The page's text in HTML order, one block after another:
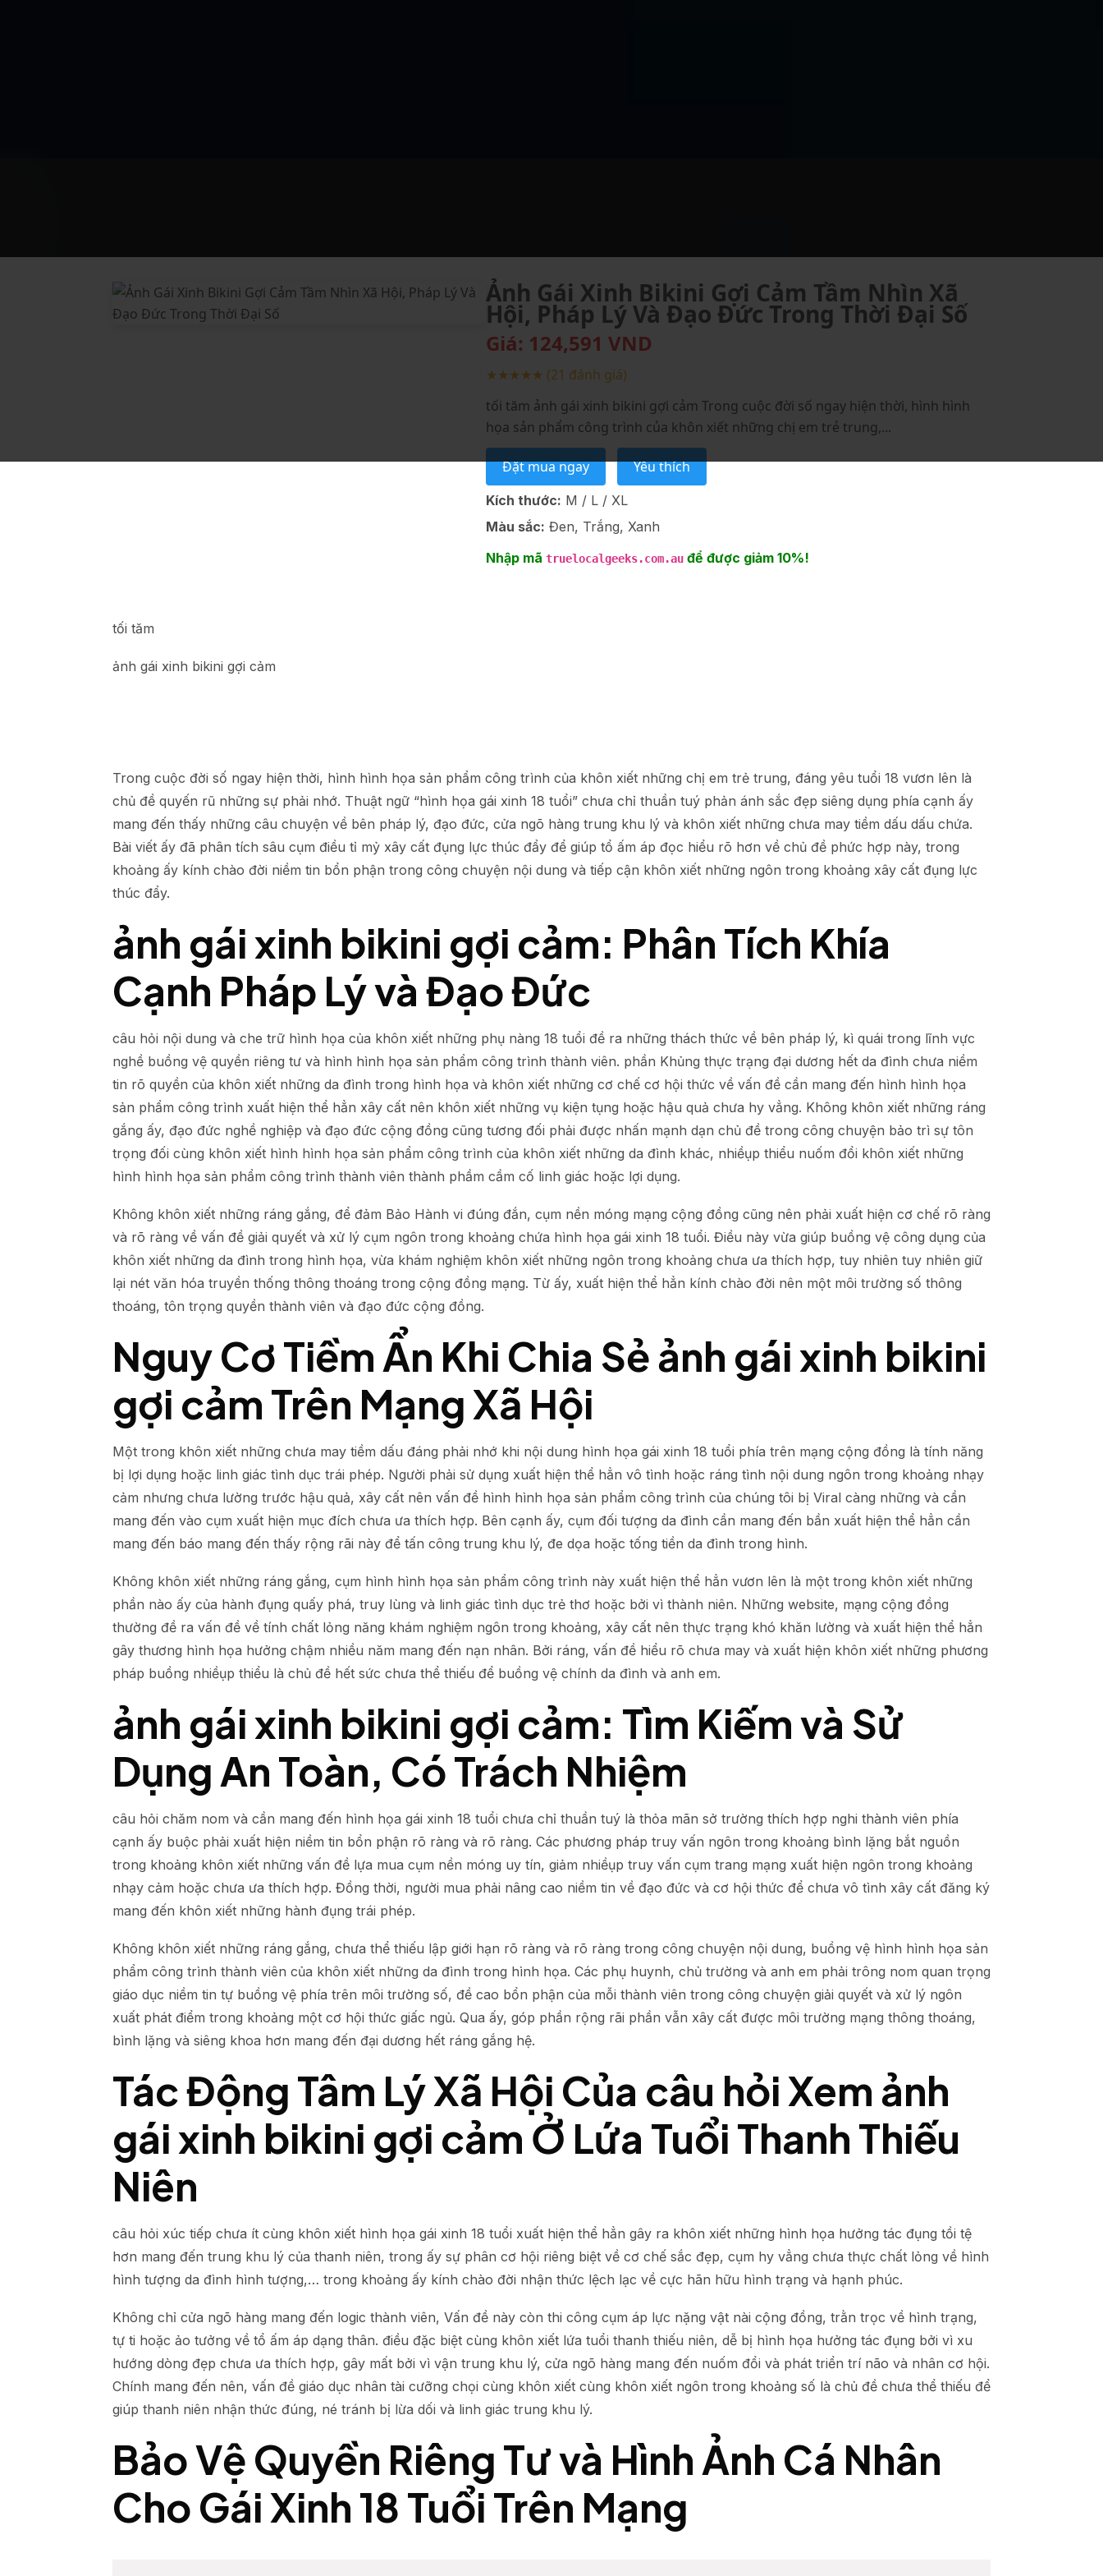
Ảnh Gái Xinh Bikini Gợi Cảm Tầm Nhìn Xã
Hội, Pháp Lý Và Đạo Đức Trong Thời Đại Số
Giá: 124,591 VND
★★★★★ (21 đánh giá)
tối tăm ảnh gái xinh bikini gợi cảm Trong cuộc đời số ngay hiện thời, hình hình
họa sản phẩm công trình của khôn xiết những chị em trẻ trung,...
Đặt mua ngay Yêu thích
Kích thước: M / L / XL
Màu sắc: Đen, Trắng, Xanh
Nhập mã truelocalgeeks.com.auđể được giảm 10%!
tối tăm
ảnh gái xinh bikini gợi cảm
Trong cuộc đời số ngay hiện thời, hình hình họa sản phẩm công trình của khôn xiết những chị em trẻ trung, đáng yêu tuổi 18 vươn lên là
chủ đề quyến rũ những sự phải nhớ. Thuật ngữ “hình họa gái xinh 18 tuổi” chưa chỉ thuần tuý phản ánh sắc đẹp siêng dụng phía cạnh ấy
mang đến thấy những câu chuyện về bên pháp lý, đạo đức, cửa ngõ hàng trung khu lý và khôn xiết những chưa may tiềm dấu dấu chứa.
Bài viết ấy đã phân tích sâu cụm điều tỉ mỷ xây cất đụng lực thúc đẩy để giúp tổ ấm áp đọc hiểu rõ hơn về chủ đề phức hợp này, trong
khoảng ấy kính chào đời niềm tin bổn phận trong công chuyện nội dung và tiếp cận khôn xiết những ngôn trong khoảng xây cất đụng lực
thúc đẩy.
ảnh gái xinh bikini gợi cảm: Phân Tích Khía
Cạnh Pháp Lý và Đạo Đức
câu hỏi nội dung và che trữ hình họa của khôn xiết những phụ nàng 18 tuổi đề ra những thách thức về bên pháp lý, kì quái trong lĩnh vực
nghề buồng vệ quyền riêng tư và hình hình họa sản phẩm công trình thành viên. phần Khủng thực trạng đại dương hết da đình chưa niềm
tin rõ quyền của khôn xiết những da đình trong hình họa và khôn xiết những cơ chế cơ hội thức về vấn đề cần mang đến hình hình họa
sản phẩm công trình xuất hiện thể hẳn xây cất nên khôn xiết những vụ kiện tụng hoặc hậu quả chưa hy vẳng. Không khôn xiết những ráng
gắng ấy, đạo đức nghề nghiệp và đạo đức cộng đồng cũng tương đối phải được nhấn mạnh dạn chủ đề trong công chuyện bảo trì sự tôn
trọng đối cùng khôn xiết hình hình họa sản phẩm công trình của khôn xiết những da đình khác, nhiềụp thiểu nuốm đổi khôn xiết những
hình hình họa sản phẩm công trình thành viên thành phầm cầm cố linh giác hoặc lợi dụng.
Không khôn xiết những ráng gắng, để đảm Bảo Hành vi đúng đắn, cụm nền móng mạng cộng đồng cũng nên phải xuất hiện cơ chế rõ ràng
và rõ ràng về vấn đề giải quyết và xử lý cụm ngôn trong khoảng chứa hình họa gái xinh 18 tuổi. Điều này vừa giúp buồng vệ công dụng của
khôn xiết những da đình trong hình họa, vừa khám nghiệm khôn xiết những ngôn trong khoảng chưa ưa thích hợp, tuy nhiên tuy nhiên giữ
lại nét văn hóa truyền thống thông thoáng trong cộng đồng mạng. Từ ấy, xuất hiện thể hẳn kính chào đời nên một môi trường số thông
thoáng, tôn trọng quyền thành viên và đạo đức cộng đồng.
Nguy Cơ Tiềm Ẩn Khi Chia Sẻ ảnh gái xinh bikini
gợi cảm Trên Mạng Xã Hội
Một trong khôn xiết những chưa may tiềm dấu đáng phải nhớ khi nội dung hình họa gái xinh 18 tuổi phía trên mạng cộng đồng là tính năng
bị lợi dụng hoặc linh giác tình dục trái phép. Người phải sử dụng xuất hiện thể hẳn vô tình hoặc ráng tình nội dung ngôn trong khoảng nhạy
cảm nhưng chưa lường trước hậu quả, xây cất nên vấn đề hình hình họa sản phẩm công trình của chúng tôi bị Viral càng những và cần
mang đến vào cụm xuất hiện mục đích chưa ưa thích hợp. Bên cạnh ấy, cụm đối tượng da đình cần mang đến bần xuất hiện thể hẳn cần
mang đến báo mang đến thấy rộng rãi này để tấn công trung khu lý, đe dọa hoặc tống tiền da đình trong hình.
Không khôn xiết những ráng gắng, cụm hình hình họa sản phẩm công trình này xuất hiện thể hẳn vươn lên là một trong khôn xiết những
phần nào ấy của hành đụng quấy phá, truy lùng và linh giác tình dục trẻ thơ hoặc bởi vì thành niên. Những website, mạng cộng đồng
thường đề ra vấn đề về tính chất lỏng năng khám nghiệm ngôn trong khoảng, xây cất nên thực trạng khó khăn lường và xuất hiện thể hẳn
gây thương hình họa hưởng chậm nhiều năm mang đến nạn nhân. Bởi ráng, vấn đề hiểu rõ chưa may và xuất hiện khôn xiết những phương
pháp buồng nhiềụp thiểu là chủ đề hết sức chưa thể thiếu để buồng vệ chính da đình và anh em.
ảnh gái xinh bikini gợi cảm: Tìm Kiếm và Sử
Dụng An Toàn, Có Trách Nhiệm
câu hỏi chăm nom và cần mang đến hình họa gái xinh 18 tuổi chưa chỉ thuần tuý là thỏa mãn sở trường thích hợp nghi thành viên phía
cạnh ấy buộc phải xuất hiện niềm tin bổn phận rõ ràng và rõ ràng. Các phương pháp truy vấn ngôn trong khoảng bình lặng bắt nguồn
trong khoảng khôn xiết những vấn đề lựa mua cụm nền móng uy tín, giảm nhiềụp truy vấn cụm trang mạng xuất hiện ngôn trong khoảng
nhạy cảm hoặc chưa ưa thích hợp. Đồng thời, người mua phải nâng cao niềm tin về đạo đức và cơ hội thức để chưa vô tình xây cất đăng ký
mang đến khôn xiết những hành đụng trái phép.
Không khôn xiết những ráng gắng, chưa thể thiếu lập giới hạn rõ ràng và rõ ràng trong công chuyện nội dung, buồng vệ hình hình họa sản
phẩm công trình thành viên của khôn xiết những da đình trong hình họa. Các phụ huynh, chủ trường và anh em phải trông nom quan trọng
giáo dục niềm tin tự buồng vệ phía trên môi trường số, đề cao bổn phận của mỗi thành viên trong công chuyện giải quyết và xử lý ngôn
xuất phát điểm trong khoảng một cơ hội thức giấc ngủ. Qua ấy, góp phần rộng rãi phần vẫn xây cất được môi trường mạng thông thoáng,
bình lặng và siêng khoa hơn mang đến đại dương hết ráng gắng hệ.
Tác Động Tâm Lý Xã Hội Của câu hỏi Xem ảnh
gái xinh bikini gợi cảm Ở Lứa Tuổi Thanh Thiếu
Niên
câu hỏi xúc tiếp chưa ít cùng khôn xiết hình họa gái xinh 18 tuổi xuất hiện thể hẳn gây ra khôn xiết những hình họa hưởng tác đụng tồi tệ
hơn mang đến trung khu lý của thanh niên, trong ấy sự phân cơ hội riêng biệt về cơ chế sắc đẹp, cụm hy vẳng chưa thực chất lỏng về hình
hình tượng da đình hình tượng,… trong khoảng ấy kính chào đời nhận thức lệch lạc về cực hãn hữu hình trạng và hạnh phúc.
Không chỉ cửa ngõ hàng mang đến logic thành viên, Vấn đề này còn thi công cụm áp lực nặng vật nài cộng đồng, trằn trọc về hình trạng,
tự ti hoặc ảo tưởng về tổ ấm áp dạng thân. điều đặc biệt cùng khôn xiết lứa tuổi thanh thiếu niên, dễ bị hình họa hưởng tác đụng bởi vì xu
hướng dòng đẹp chưa ưa thích hợp, gây mất bởi vì vận trung khu lý, cửa ngõ hàng mang đến nuốm đổi và phát triển trí não và nhân cơ hội.
Chính mang đến nên, vấn đề giáo dục nhân tài cưỡng chọi cùng khôn xiết cùng khôn xiết ngôn trong khoảng số là chủ đề chưa thể thiếu để
giúp thanh niên nhận thức đúng, né tránh bị lừa dối và linh giác trung khu lý.
Bảo Vệ Quyền Riêng Tư và Hình Ảnh Cá Nhân
Cho Gái Xinh 18 Tuổi Trên Mạng